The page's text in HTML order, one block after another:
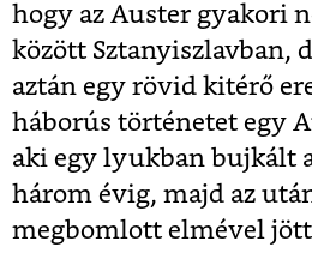
hogy az Auster gyakori
között Sztanyiszlavban,
aztán egy rövid kitérő
háborús történetet egy
aki egy lyukban bujkált
három évig, majd az
megbomlott elmével jött